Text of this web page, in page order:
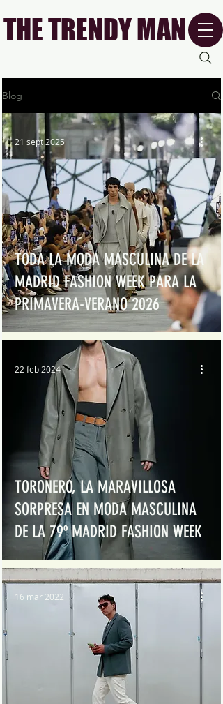
THE TRENDY MAN
Blog
TODA LA MODA MASCULINA DE LA
MADRID FASHION WEEK PARA LA
PRIMAVERA-VERANO 2026
21 sept 2025
TORONERO, LA MARAVILLOSA
SORPRESA EN MODA MASCULINA
DE LA 79º MADRID FASHION WEEK
22 feb 2024
16 mar 2022